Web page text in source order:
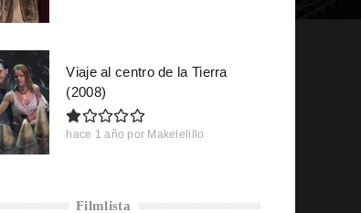
Viaje al centro de la Tierra
(2008)
hace 1 año por Makelelillo
Filmlista